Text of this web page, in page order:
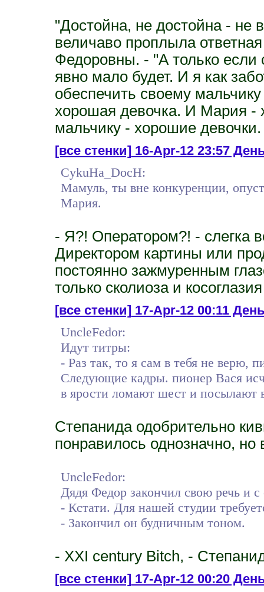
"Достойна, не достойна - не
величаво проплыла
Федоровны. - "А только
явно мало будет. И я как
обеспечить своему
хорошая девочка. И Мария -
мальчику - хорошие
[все стенки]16-Apr-12 23:57
CykuHa_DocH:
Мамуль, ты вне конкуренции,
Мария.
- Я?! Оператором?! - слегка
Директором картины или
постоянно зажмуренным
только сколиоза и
[все стенки]17-Apr-12 00:11
UncleFedor:
Идут титры:
- Раз так, то я сам в тебя не верю,
Следующие кадры. пионер Вася
в ярости ломают шест и посылают
Степанида одобрительно
понравилось однозначно, но
UncleFedor:
Дядя Федор закончил свою речь и
- Кстати. Для нашей студии
- Закончил он будничным тоном.
- XXI century Bitch, -
[все стенки]17-Apr-12 00:20